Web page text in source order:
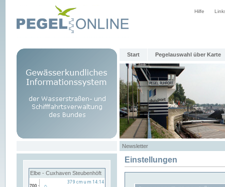
Hilfe
Start Pegelauswahl über Karte
Newsletter
Elbe - Cuxhaven Steubenhöft
Einstellungen